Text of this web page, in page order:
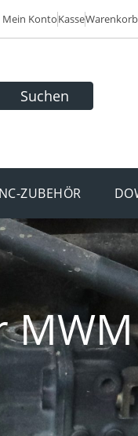
Mein KontoKasseWarenkorb
Suchen
ZUBEHÖR